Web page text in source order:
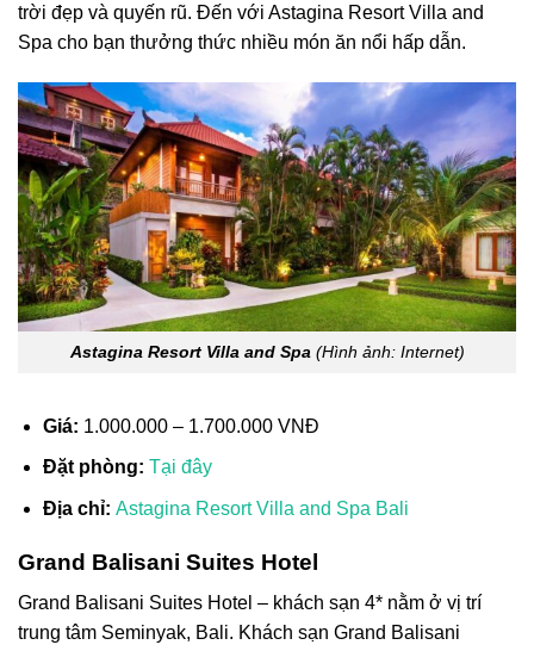
trời đẹp và quyến rũ. Đến với Astagina Resort Villa and
Spa cho bạn thưởng thức nhiều món ăn nổi hấp dẫn.
Astagina Resort Villa and Spa (Hình ảnh: Internet)
Giá: 1.000.000 – 1.700.000 VNĐ
Đặt phòng: Tại đây
Địa chỉ: Astagina Resort Villa and Spa Bali
Grand Balisani Suites Hotel
Grand Balisani Suites Hotel – khách sạn 4* nằm ở vị trí
trung tâm Seminyak, Bali. Khách sạn Grand Balisani